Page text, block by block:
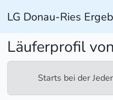
LG Donau-Ries
Läuferprofil von
Starts bei der